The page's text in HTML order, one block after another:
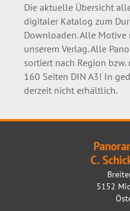
Die aktuelle Übersicht
digitaler Katalog zum
Downloaden. Alle
unserem Verlag. Alle
sortiert nach Region
160 Seiten DIN A3! In
derzeit nicht erhältlich.
C.
5152